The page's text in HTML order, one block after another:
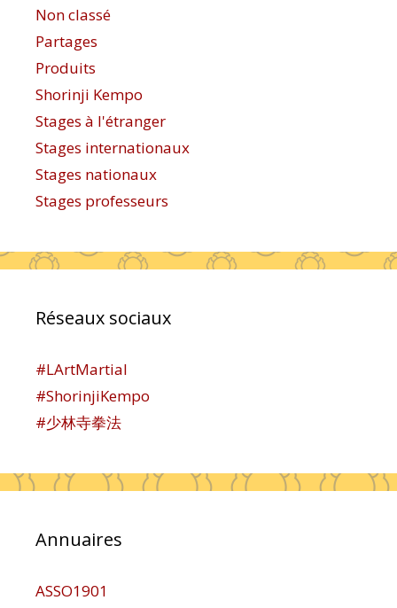
Non classé
Partages
Produits
Shorinji Kempo
Stages à l'étranger
Stages internationaux
Stages nationaux
Stages professeurs
Réseaux sociaux
#LArtMartial
#ShorinjiKempo
#少林寺拳法
Annuaires
ASSO1901